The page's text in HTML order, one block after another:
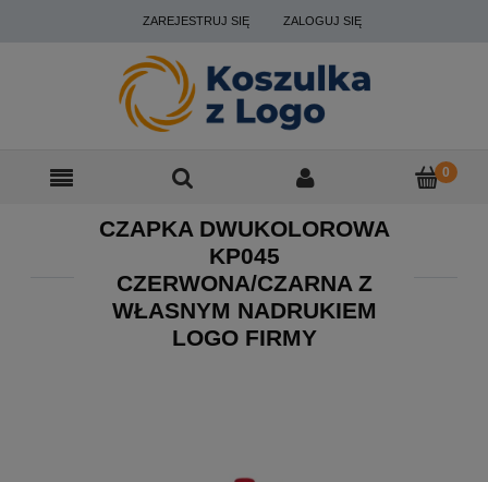
ZAREJESTRUJ SIĘ ZALOGUJ SIĘ
CZAPKA DWUKOLOROWA
KP045
CZERWONA/CZARNA Z
WŁASNYM NADRUKIEM
LOGO FIRMY